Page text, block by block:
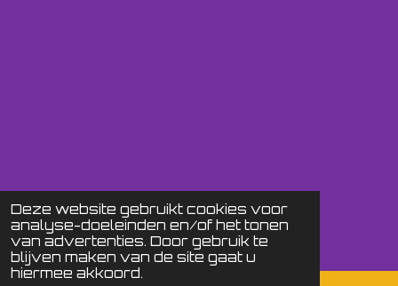
Deze website gebruikt cookies voor
analyse-doeleinden en/of het tonen
van advertenties. Door gebruik te
blijven maken van de site gaat u
hiermee akkoord.